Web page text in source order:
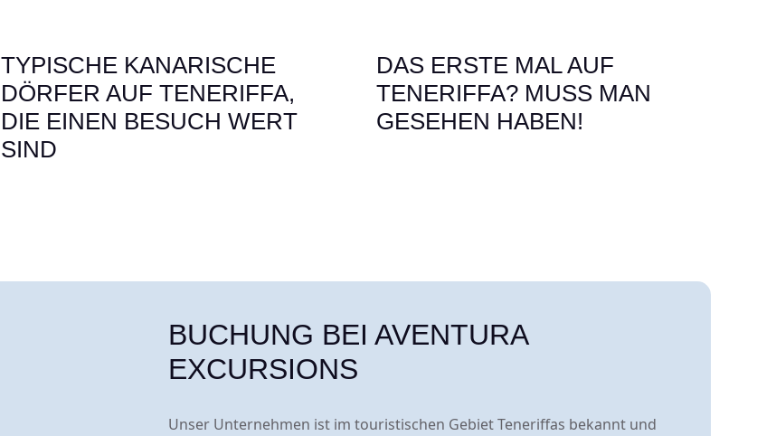
TYPISCHE KANARISCHE
DÖRFER AUF TENERIFFA,
DIE EINEN BESUCH WERT
SIND
DAS ERSTE MAL AUF
TENERIFFA? MUSS MAN
GESEHEN HABEN!
BUCHUNG BEI AVENTURA
EXCURSIONS
Unser Unternehmen ist im touristischen Gebiet Teneriffas bekannt und